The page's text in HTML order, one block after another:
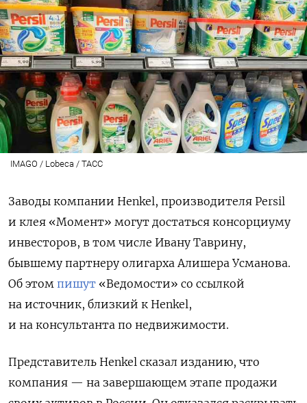
IMAGO / Lobeca / ТАСС
Заводы компании Henkel, производителя Persil
и клея «Момент» могут достаться консорциуму
инвесторов, в том числе Ивану Таврину,
бывшему партнеру олигарха Алишера Усманова.
Об этом пишут «Ведомости» со ссылкой
на источник, близкий к Henkel,
и на консультанта по недвижимости.
Представитель Henkel сказал изданию, что
компания — на завершающем этапе продажи